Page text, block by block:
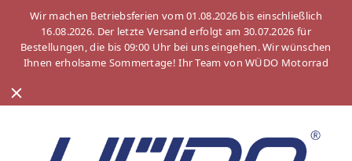
Wir machen Betriebsferien vom 01.08.2026 bis einschließlich
16.08.2026. Der letzte Versand erfolgt am 30.07.2026 für
Bestellungen, die bis 09:00 Uhr bei uns eingehen. Wir wünschen
Ihnen erholsame Sommertage! Ihr Team von WÜDO Motorrad